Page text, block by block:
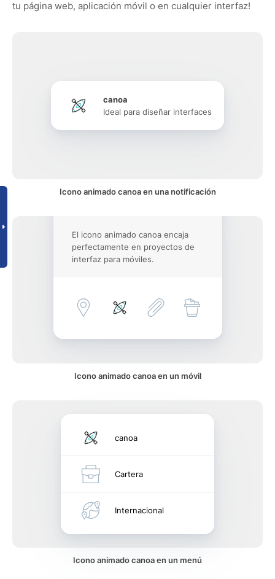
tu página web, aplicación móvil o en cualquier interfaz!
canoa
Ideal para diseñar interfaces
Icono animado canoa en una notificación
El icono animado canoa encaja
perfectamente en proyectos de
interfaz para móviles.
Icono animado canoa en un móvil
canoa
Cartera
Internacional
Icono animado canoa en un menú